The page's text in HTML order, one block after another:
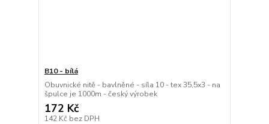
B10 - bílá
Obuvnické nitě - bavlněné - síla 10 - tex 35,5x3 - na
špulce je 1000m - český výrobek
172 Kč
142 Kč bez DPH